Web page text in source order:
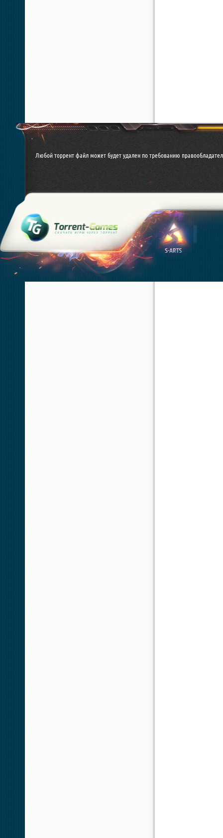
Любой торрент файл может будет удален по требованию